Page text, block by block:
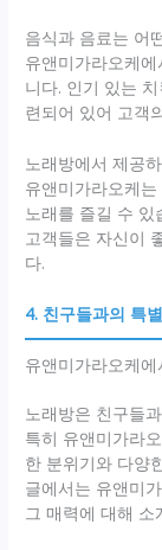
음식과 음료는 어
유앤미가라오케
니다. 인기 있는
련되어 있어 고객
노래방에서 제공
유앤미가라오케
노래를 즐길 수
고객들은 자신이
다.
4. 친구들과의 특
유앤미가라오케
노래방은 친구들
특히 유앤미가라
한 분위기와 다양
글에서는 유앤미
그 매력에 대해 소